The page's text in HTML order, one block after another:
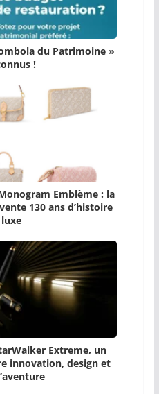
du Patrimoine »
!
Emblème : la
130 ans d’histoire
Extreme, un
innovation, design et